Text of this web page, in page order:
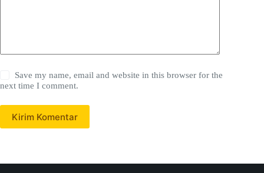
Save my name, email and website in this browser for the
next time I comment.
Kirim Komentar